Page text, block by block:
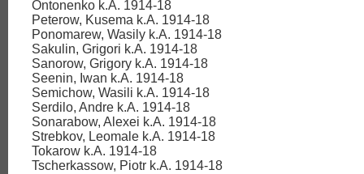
Ontonenko k.A. 1914-18
Peterow, Kusema k.A. 1914-18
Ponomarew, Wasily k.A. 1914-18
Sakulin, Grigori k.A. 1914-18
Sanorow, Grigory k.A. 1914-18
Seenin, Iwan k.A. 1914-18
Semichow, Wasili k.A. 1914-18
Serdilo, Andre k.A. 1914-18
Sonarabow, Alexei k.A. 1914-18
Strebkov, Leomale k.A. 1914-18
Tokarow k.A. 1914-18
Tscherkassow, Piotr k.A. 1914-18